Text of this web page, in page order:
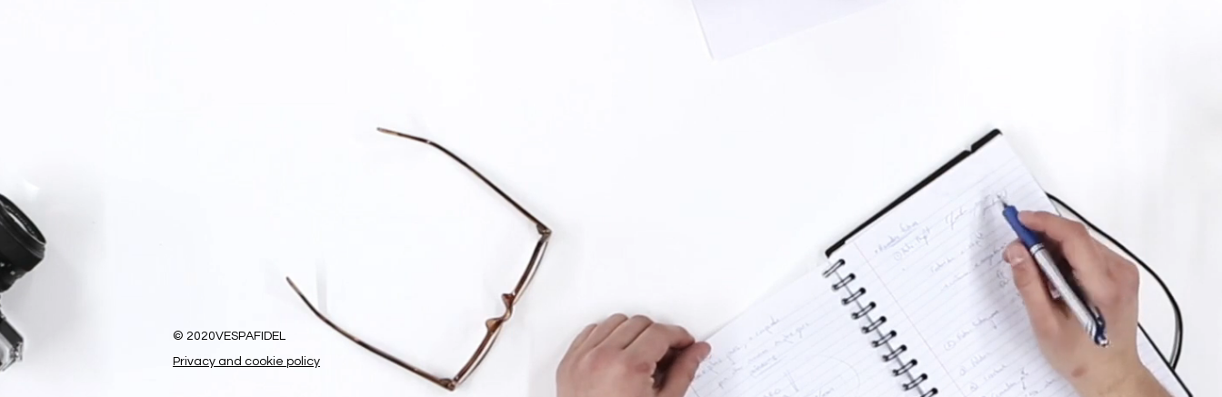
© 2020VESPAFIDEL
Privacy and cookie policy